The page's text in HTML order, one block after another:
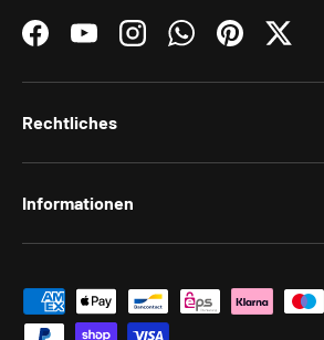
FacebookYouTubeInstagramWhatsAppPinterestTwitter
Rechtliches
Informationen
Zahlungsmethoden